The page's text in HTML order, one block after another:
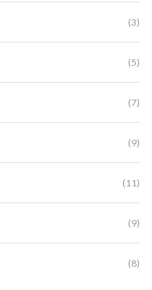
(3)
(5)
(7)
(9)
(11)
(9)
(8)